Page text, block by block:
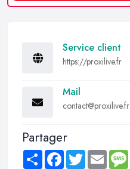
Service client
https://proxilive.fr
Mail
contact@proxilive.fr
Partager
Share FacebookTwitter Email